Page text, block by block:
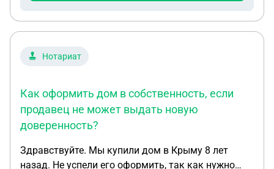
Нотариат
Как оформить дом в собственность, если
продавец не может выдать новую
доверенность?
Здравствуйте. Мы купили дом в Крыму 8 лет
назад. Не успели его оформить, так как нужно